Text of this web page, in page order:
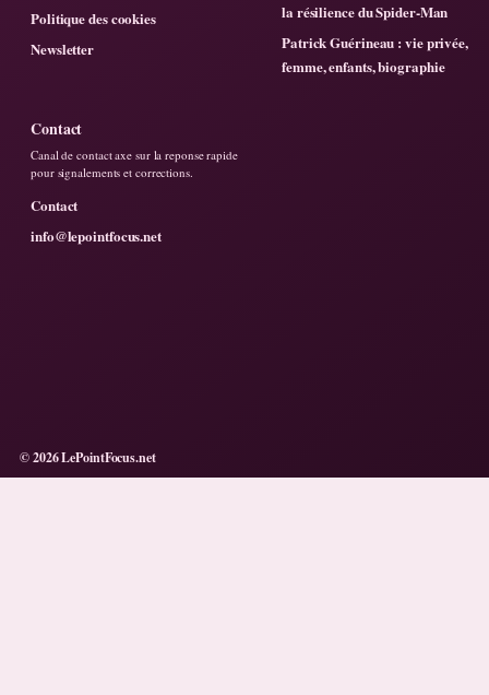
Politique des cookies
Newsletter
la résilience du Spider-Man
Patrick Guérineau : vie privée,
femme, enfants, biographie
Contact
Canal de contact axe sur la reponse rapide
pour signalements et corrections.
Contact
info@lepointfocus.net
© 2026 LePointFocus.net